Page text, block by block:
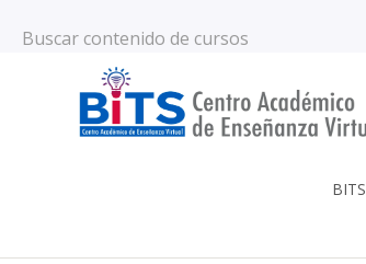
56 2523 6923
BITS
Section 1